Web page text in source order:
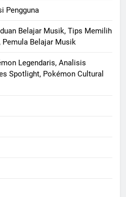
Pengguna
Belajar Musik, Tips Memilih
Belajar Musik
Legendaris, Analisis
Spotlight, Pokémon Cultural